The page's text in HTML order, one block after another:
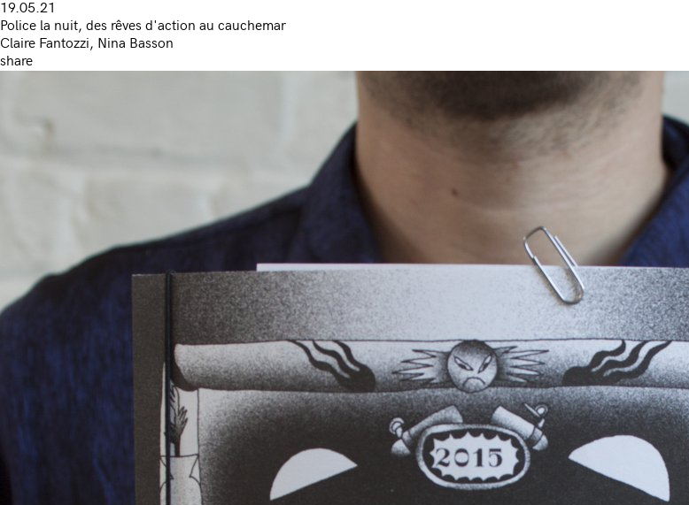
19.05.21
Police la nuit, des rêves d'action au cauchemar
Claire Fantozzi, Nina Basson
share